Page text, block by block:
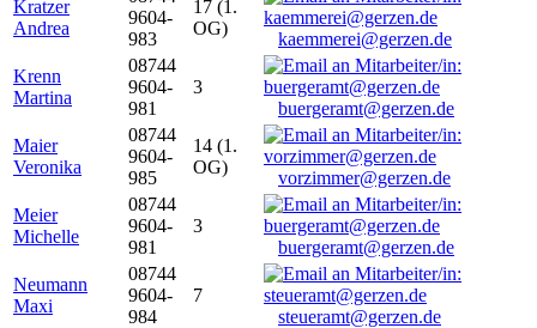
Kratzer
Andrea
9604-
983
17 (1.
OG)
kaemmerei@gerzen.de
Krenn
Martina
08744
9604-
981
3
buergeramt@gerzen.de
Maier
Veronika
08744
9604-
985
14 (1.
OG)
vorzimmer@gerzen.de
Meier
Michelle
08744
9604-
981
3
buergeramt@gerzen.de
Neumann
Maxi
08744
9604-
984
7
steueramt@gerzen.de